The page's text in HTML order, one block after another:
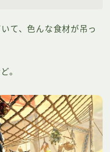
て、色んな食材が吊っ
。